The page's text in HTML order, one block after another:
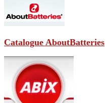
Catalogue AboutBatteries